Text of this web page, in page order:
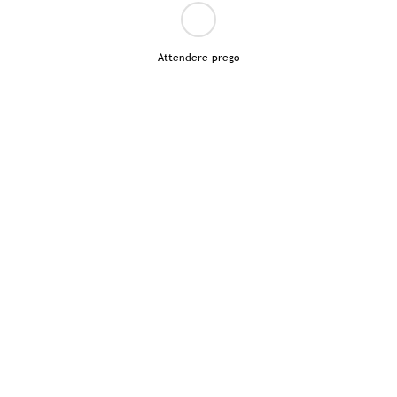
Attendere prego